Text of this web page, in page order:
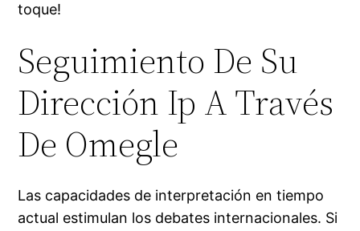
toque!
Seguimiento De Su
Dirección Ip A Través
De Omegle
Las capacidades de interpretación en tiempo
actual estimulan los debates internacionales. Si